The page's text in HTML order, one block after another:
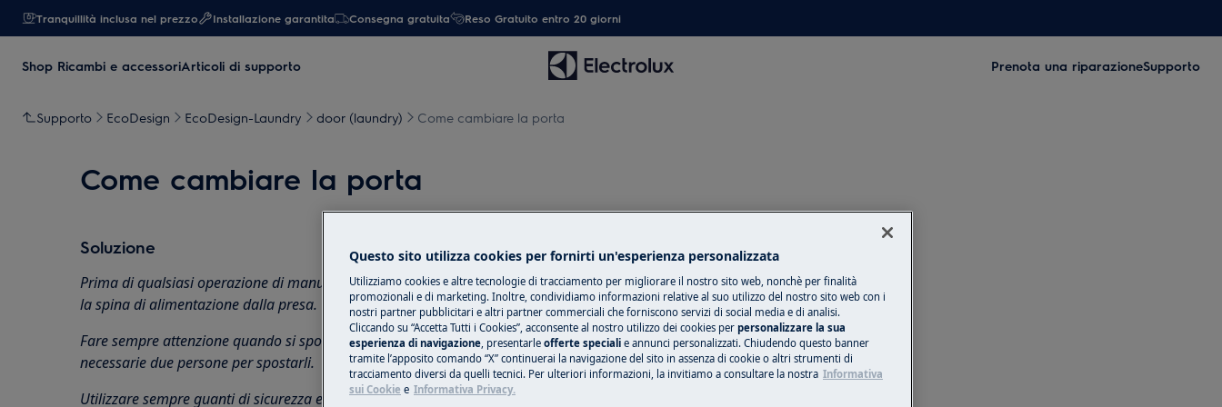
Tranquillità inclusa nel prezzo Installazione garantita Consegna gratuita Reso Gratuito entro 20 giorni
Shop Ricambi e accessoriArticoli di supporto Prenota una riparazioneSupporto
Supporto EcoDesign EcoDesign-Laundry door (laundry) Come cambiare la porta
Come cambiare la porta
Soluzione
Prima di qualsiasi operazione di manutenzione, disattivare l'apparecchiatura e scollegare
la spina di alimentazione dallapresa.
Fare sempre attenzione quando si spostano apparecchi, per apparecchi pesanti sono
necessarie due persone per spostarli.
Utilizzare sempre guanti di sicurezza e calzature chiuse.
Questo sito utilizza cookies per fornirti un'esperienza personalizzata
Utilizziamo cookies e altre tecnologie di tracciamento per migliorare il nostro sito web, nonchè per finalità
promozionali e di marketing. Inoltre, condividiamo informazioni relative al suo utilizzo del nostro sito web con i
nostri partner pubblicitari e altri partner commerciali che forniscono servizi di social media e di analisi.
Cliccando su “Accetta Tutti i Cookies”, acconsente al nostro utilizzo dei cookies per personalizzare la sua
esperienza di navigazione , presentarle offerte speciali e annunci personalizzati. Chiudendo questo banner
tramite l’apposito comando “X” continuerai la navigazione del sito in assenza di cookie o altri strumenti di
tracciamento diversi da quelli tecnici. Per ulteriori informazioni, la invitiamo a consultare la nostra Informativa
sui Cookie e Informativa Privacy.